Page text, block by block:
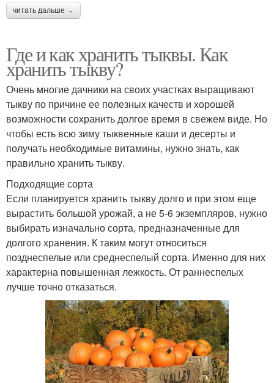
читать дальше →
Где и как хранить тыквы. Как
хранить тыкву?
Очень многие дачники на своих участках выращивают
тыкву по причине ее полезных качеств и хорошей
возможности сохранить долгое время в свежем виде. Но
чтобы есть всю зиму тыквенные каши и десерты и
получать необходимые витамины, нужно знать, как
правильно хранить тыкву.
Подходящие сорта
Если планируется хранить тыкву долго и при этом еще
вырастить большой урожай, а не 5-6 экземпляров, нужно
выбирать изначально сорта, предназначенные для
долгого хранения. К таким могут относиться
позднеспелые или среднеспелый сорта. Именно для них
характерна повышенная лежкость. От раннеспелых
лучше точно отказаться.